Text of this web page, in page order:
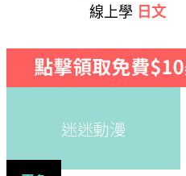
線上學 日文
迷迷動漫